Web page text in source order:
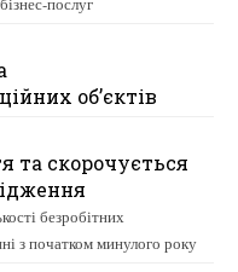
об’єктів
та скорочується
безробітних
з початком минулого року